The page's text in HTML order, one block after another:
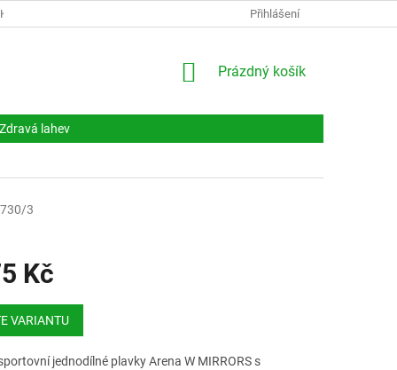
KONTAKTY
Přihlášení
NÁKUPNÍ
Prázdný košík
Zdravá lahev
3
Kč
VARIANTU
jednodílné plavky Arena W MIRRORS s